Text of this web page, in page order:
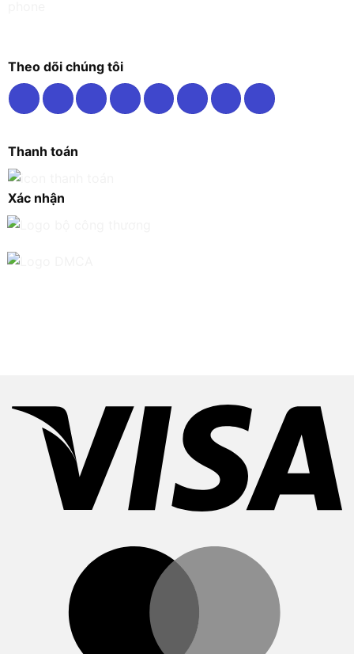
Theo dõi chúng tôi
Thanh toán
Xác nhận